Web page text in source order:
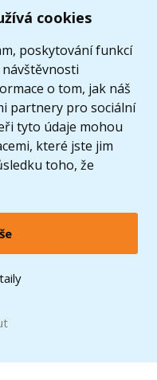
cookies
poskytování funkcí
o tom, jak náš
partnery pro sociální
tyto údaje mohou
které jste jim
toho, že
4kids.cz
společnosti LEGO Group. ©
od